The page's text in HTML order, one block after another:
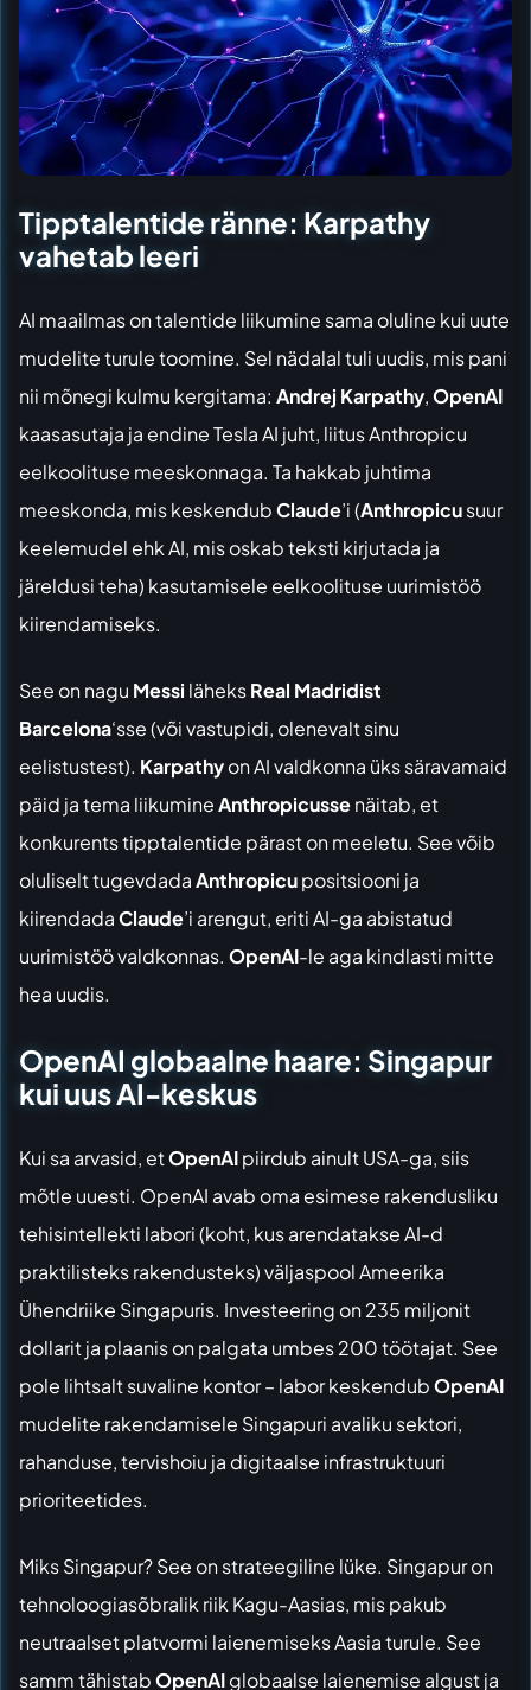
Tipptalentide ränne: Karpathy
vahetab leeri
AI maailmas on talentide liikumine sama oluline kui uute
mudelite turule toomine. Sel nädalal tuli uudis, mis pani
nii mõnegi kulmu kergitama: Andrej Karpathy,OpenAI
kaasasutaja ja endine Tesla AI juht, liitusAnthropicu
eelkoolituse meeskonnaga. Ta hakkab juhtima
meeskonda, mis keskendubClaude’i (Anthropicusuur
keelemudel ehk AI, mis oskab teksti kirjutada ja
järeldusi teha) kasutamisele eelkoolituse uurimistöö
kiirendamiseks.
See on nagu Messi läheksReal Madridist
Barcelona‘sse (või vastupidi, olenevalt sinu
eelistustest). Karpathyon AI valdkonna üks säravamaid
päid ja tema liikumineAnthropicussenäitab, et
konkurents tipptalentide pärast on meeletu. See võib
oluliselt tugevdadaAnthropicupositsiooni ja
kiirendadaClaude’i arengut, eriti AI-ga abistatud
uurimistöö valdkonnas. OpenAI-le aga kindlasti mitte
hea uudis.
OpenAI globaalne haare: Singapur
kui uus AI-keskus
Kui sa arvasid, etOpenAIpiirdub ainult USA-ga, siis
mõtle uuesti. OpenAI avab oma esimese rakendusliku
tehisintellekti labori(koht, kus arendatakse AI-d
praktilisteks rakendusteks) väljaspool Ameerika
Ühendriike Singapuris. Investeering on 235 miljonit
dollarit ja plaanis on palgata umbes 200 töötajat. See
pole lihtsalt suvaline kontor – labor keskendubOpenAI
mudelite rakendamisele Singapuri avaliku sektori,
rahanduse, tervishoiu ja digitaalse infrastruktuuri
prioriteetides.
Miks Singapur? See on strateegiline lüke. Singapur on
tehnoloogiasõbralik riik Kagu-Aasias, mis pakub
neutraalset platvormi laienemiseks Aasia turule. See
samm tähistabOpenAIglobaalse laienemise algust ja